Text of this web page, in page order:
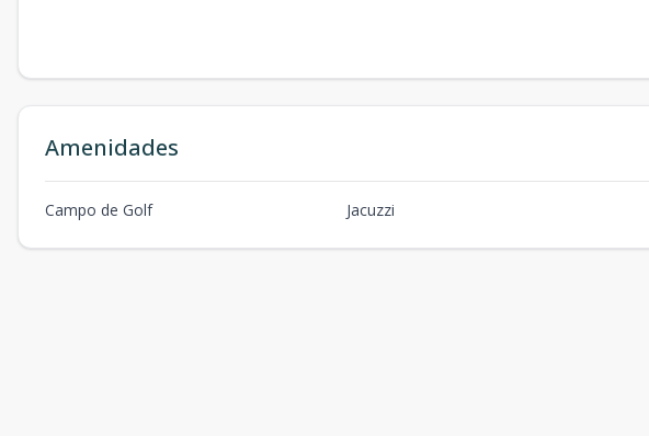
Amenidades
Campo de Golf Jacuzzi